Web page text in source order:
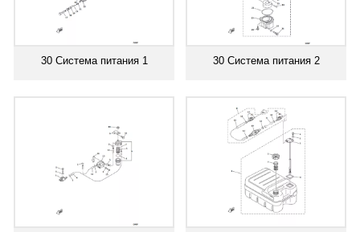
30 Система питания 1 30 Система питания 2